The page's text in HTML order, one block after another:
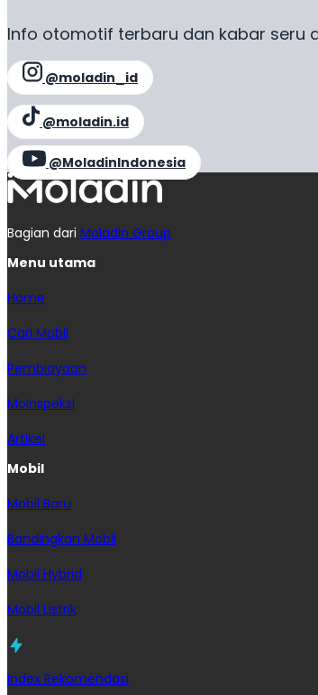
Info otomotif terbaru dan kabar seru
@moladin_id
@moladin.id
@MoladinIndonesia
Bagian dari Moladin Group
Menu utama
Home
Cari Mobil
Pembiayaan
MoInspeksi
Artikel
Mobil
Mobil Baru
Bandingkan Mobil
Mobil Hybrid
Mobil Listrik
Index Rekomendasi